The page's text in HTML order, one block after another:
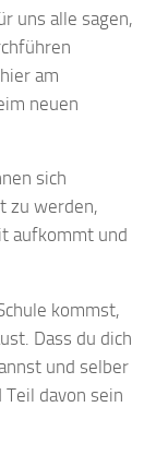
uns alle sagen,
am
neuen
sich
zu werden,
aufkommt und
kommst,
Dass du dich
und selber
davon sein